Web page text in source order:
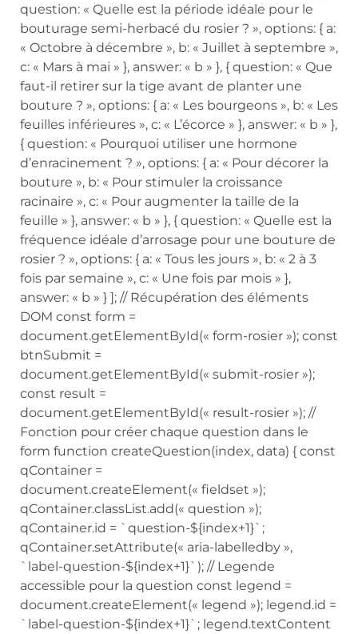
question: « Quelle est la période idéale pour le
bouturage semi-herbacé du rosier ? », options: { a:
« Octobre à décembre », b: « Juillet à septembre »,
c: « Mars à mai » }, answer: « b » }, { question: « Que
faut-il retirer sur la tige avant de planter une
bouture ? », options: { a: « Les bourgeons », b: « Les
feuilles inférieures », c: « L’écorce » }, answer: « b » },
{ question: « Pourquoi utiliser une hormone
d’enracinement ? », options: { a: « Pour décorer la
bouture », b: « Pour stimuler la croissance
racinaire », c: « Pour augmenter la taille de la
feuille » }, answer: « b » }, { question: « Quelle est la
fréquence idéale d’arrosage pour une bouture de
rosier ? », options: { a: « Tous les jours », b: « 2 à 3
fois par semaine », c: « Une fois par mois » },
answer: « b » } ]; // Récupération des éléments
DOM const form =
document.getElementById(« form-rosier »); const
btnSubmit =
document.getElementById(« submit-rosier »);
const result =
document.getElementById(« result-rosier »); //
Fonction pour créer chaque question dans le
form function createQuestion(index, data) { const
qContainer =
document.createElement(« fieldset »);
qContainer.classList.add(« question »);
qContainer.id = `question-${index+1}`;
qContainer.setAttribute(« aria-labelledby »,
`label-question-${index+1}`); // Legende
accessible pour la question const legend =
document.createElement(« legend »); legend.id =
`label-question-${index+1}`; legend.textContent